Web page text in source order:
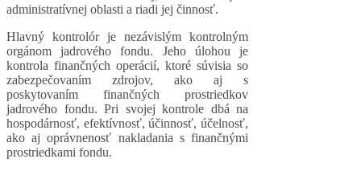
administratívnej oblasti a riadi jej činnosť.
Hlavný kontrolór je nezávislým kontrolným
orgánom jadrového fondu. Jeho úlohou je
kontrola finančných operácií, ktoré súvisia so
zabezpečovaním zdrojov, ako aj s
poskytovaním finančných prostriedkov
jadrového fondu. Pri svojej kontrole dbá na
hospodárnosť, efektívnosť, účinnosť, účelnosť,
ako aj oprávnenosť nakladania s finančnými
prostriedkami fondu.